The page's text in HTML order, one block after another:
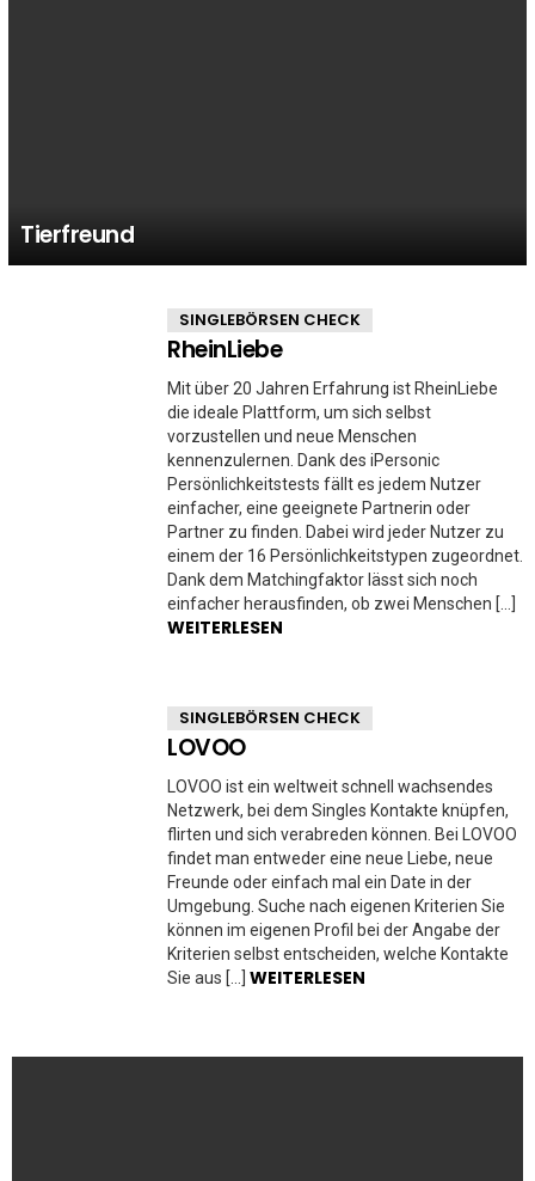
Tierfreund
SINGLEBÖRSEN CHECK
RheinLiebe
Mit über 20 Jahren Erfahrung ist RheinLiebe
die ideale Plattform, um sich selbst
vorzustellen und neue Menschen
kennenzulernen. Dank des iPersonic
Persönlichkeitstests fällt es jedem Nutzer
einfacher, eine geeignete Partnerin oder
Partner zu finden. Dabei wird jeder Nutzer zu
einem der 16 Persönlichkeitstypen zugeordnet.
Dank dem Matchingfaktor lässt sich noch
einfacher herausfinden, ob zwei Menschen […]
WEITERLESEN
SINGLEBÖRSEN CHECK
LOVOO
LOVOO ist ein weltweit schnell wachsendes
Netzwerk, bei dem Singles Kontakte knüpfen,
flirten und sich verabreden können. Bei LOVOO
findet man entweder eine neue Liebe, neue
Freunde oder einfach mal ein Date in der
Umgebung. Suche nach eigenen Kriterien Sie
können im eigenen Profil bei der Angabe der
Kriterien selbst entscheiden, welche Kontakte
Sie aus […] WEITERLESEN